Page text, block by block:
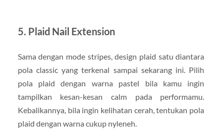
5. Plaid Nail Extension
Sama dengan mode stripes, design plaid satu diantara
pola classic yang terkenal sampai sekarang ini. Pilih
pola plaid dengan warna pastel bila kamu ingin
tampilkan kesan-kesan calm pada performamu.
Kebalikannya, bila ingin kelihatan cerah, tentukan pola
plaid dengan warna cukup nyleneh.